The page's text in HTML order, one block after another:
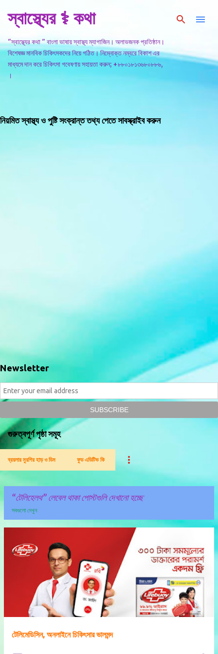
সরাসরি প্রধান সামগ্রীতে চলে যান
স্বাস্থ্যের ⚕️ কথা
"স্বাস্থ্যের কথা " বাংলা ভাষায় স্বাস্থ্য ম্যাগাজিন। অলাভজনক প্রতিষ্ঠান।
বিশেষজ্ঞ মানবিক চিকিৎসকদের নিয়ে গঠিত। নিম্নোক্ত নম্বরে বিকাশ এর
মাধ্যমে দান করে চিকিৎসা গবেষণায় সহায়তা করুন; +৮৮০১৮১৩৬৮০৮৮৬,
।
নিয়মিত স্বাস্থ্য ও পুষ্টি সংক্রান্ত তথ্য পেতে সাবস্ক্রাইব করুন
Newsletter
গুরুত্বপূর্ণ পৃষ্ঠা সমূহ
ব্রয়লার মুরগির হাড় ও ডিম ফুড এডিটিভ কি
টেলিহেলথ লেবেল থাকা পোস্টগুলি দেখানো হচ্ছে
সবগুলো দেখুন
টেলিমেডিসিন, অনলাইনে চিকিৎসার ভালমন্দ